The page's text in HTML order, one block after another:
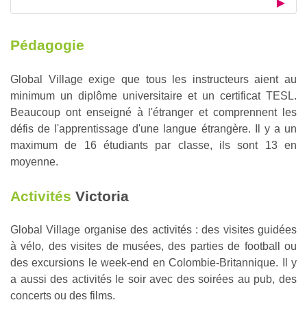
Pédagogie
Global Village exige que tous les instructeurs aient au
minimum un diplôme universitaire et un certificat TESL.
Beaucoup ont enseigné à l'étranger et comprennent les
défis de l'apprentissage d'une langue étrangère. Il y a un
maximum de 16 étudiants par classe, ils sont 13 en
moyenne.
Activités Victoria
Global Village organise des activités : des visites guidées
à vélo, des visites de musées, des parties de football ou
des excursions le week-end en Colombie-Britannique. Il y
a aussi des activités le soir avec des soirées au pub, des
concerts ou des films.